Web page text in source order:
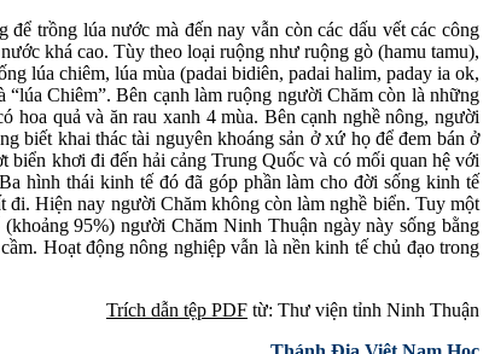
trồng lúa nước mà đến nay vẫn còn các dấu vết các công
khá cao. Tùy theo loại ruộng như ruộng gò (hamu tamu),
lúa chiêm, lúa mùa (padai bidiên, padai halim, paday ia ok,
Chiêm”. Bên cạnh làm ruộng người Chăm còn là những
quả và ăn rau xanh 4 mùa. Bên cạnh nghề nông, người
biết khai thác tài nguyên khoáng sản ở xứ họ để đem bán ở
khơi đi đến hải cảng Trung Quốc và có mối quan hệ với
hình thái kinh tế đó đã góp phần làm cho đời sống kinh tế
đi. Hiện nay người Chăm không còn làm nghề biển. Tuy một
95%) người Chăm Ninh Thuận ngày này sống bằng
Hoạt động nông nghiệp vẫn là nền kinh tế chủ đạo trong
Trích dẫn tệp PDF từ: Thư viện tỉnh Ninh Thuận